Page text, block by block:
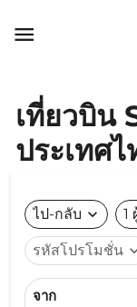

เที่ยวบิน
ประเทศไ
ไป-กลับ expand_more 1
รหัสโปรโมชั่น
จาก